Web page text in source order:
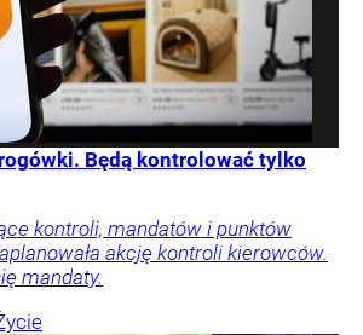
Będą kontrolować tylko
kontroli, mandatów i punktów
akcję kontroli kierowców.
mandaty.